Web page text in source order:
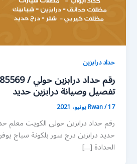
حداد درابزين
تفصيل وصيانة درابزين حديد
Rwan/17 يونيو، 2021
رقم حداد درابزين حولي الكويت معلم
حديد درابزين درج سور بلكونة سياج
الحدادة […]